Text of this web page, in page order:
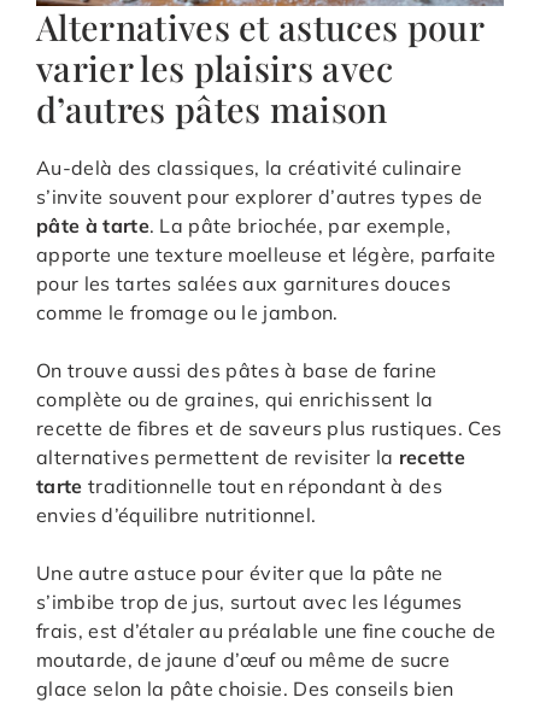
Alternatives et astuces pour
varier les plaisirs avec
d’autres pâtes maison
Au-delà des classiques, la créativité culinaire
s’invite souvent pour explorer d’autres types de
pâte à tarte. La pâte briochée, par exemple,
apporte une texture moelleuse et légère, parfaite
pour les tartes salées aux garnitures douces
comme le fromage ou le jambon.
On trouve aussi des pâtes à base de farine
complète ou de graines, qui enrichissent la
recette de fibres et de saveurs plus rustiques. Ces
alternatives permettent de revisiter la recette
tarte traditionnelle tout en répondant à des
envies d’équilibre nutritionnel.
Une autre astuce pour éviter que la pâte ne
s’imbibe trop de jus, surtout avec les légumes
frais, est d’étaler au préalable une fine couche de
moutarde, de jaune d’œuf ou même de sucre
glace selon la pâte choisie. Des conseils bien